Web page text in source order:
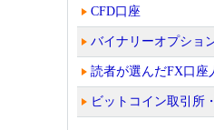
CFD口座
バイナリーオプショ
読者が選んだFX口座
ビットコイン取引所